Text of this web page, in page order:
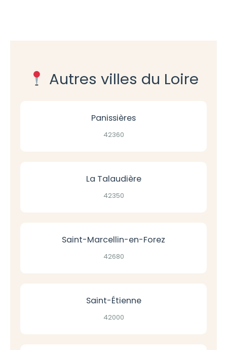
Autres villes du Loire
Panissières
42360
La Talaudière
42350
Saint-Marcellin-en-Forez
42680
Saint-Étienne
42000